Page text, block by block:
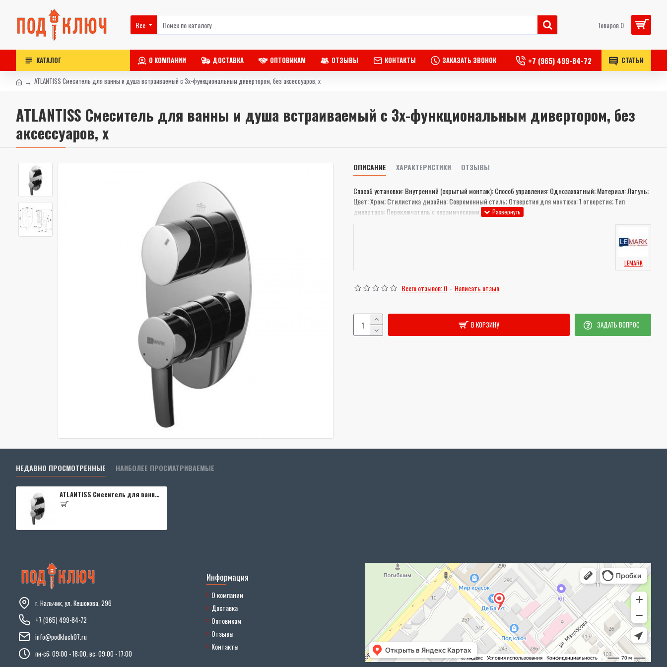
Все Товаров 0
КАТАЛОГ О КОМПАНИИ ДОСТАВКА ОПТОВИКАМ ОТЗЫВЫ КОНТАКТЫ ЗАКАЗАТЬ ЗВОНОК +7 (965) 499-84-72 СТАТЬИ
ATLANTISS Смеситель для ванны и душа встраиваемый с 3х-функциональным дивертором, без аксессуаров, х
ATLANTISS Смеситель для ванны и душа встраиваемый с 3х-функциональным дивертором, без
аксессуаров, х
ОПИСАНИЕ ХАРАКТЕРИСТИКИ ОТЗЫВЫ
Способ установки: Внутренний (скрытый монтаж); Способ управления: Однозахватный; Материал: Латунь;
Цвет: Хром; Стилистика дизайна: Современный стиль; Отверстия для монтажа: 1 отверстие; Тип
дивертора: Переключатель с керамическими пластинами
LEMARK
Всего отзывов: 0 - Написать отзыв
В КОРЗИНУ ЗАДАТЬ ВОПРОС
НЕДАВНО ПРОСМОТРЕННЫЕ НАИБОЛЕЕ ПРОСМАТРИВАЕМЫЕ
ATLANTISS Смеситель для ванны и душа встраиваемый с 3х-функциональным дивертором, без аксессуаров, х
г. Нальчик, ул. Кешокова, 296
+7 (965) 499-84-72
info@podkluch07.ru
пн-сб: 09:00 - 18:00, вс: 09:00 - 17:00
Информация
О компании
Доставка
Оптовикам
Отзывы
Контакты